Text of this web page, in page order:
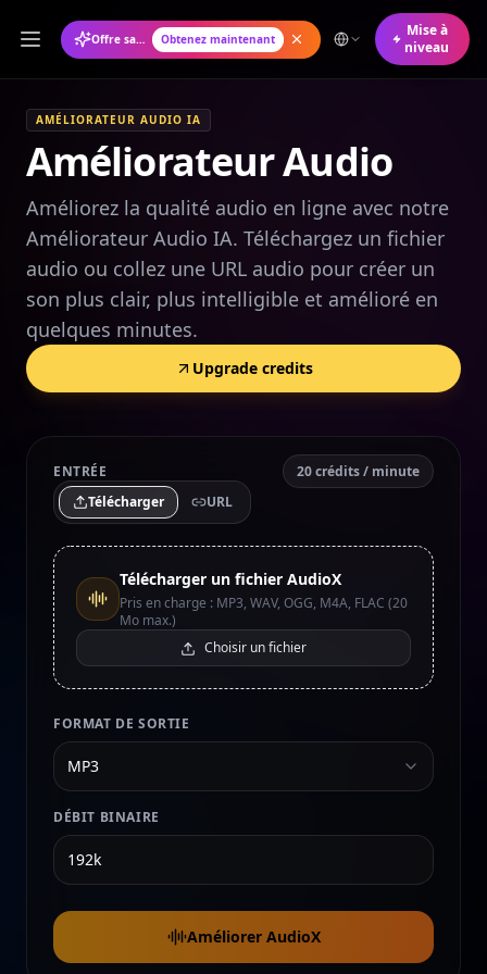
Offre saisonnière : Forfait annuel à 50 % de réduction Obtenez maintenant
Mise à
niveau
AMÉLIORATEUR AUDIO IA
Améliorateur Audio
Améliorez la qualité audio en ligne avec notre
Améliorateur Audio IA. Téléchargez un fichier
audio ou collez une URL audio pour créer un
son plus clair, plus intelligible et amélioré en
quelques minutes.
Upgrade credits
ENTRÉE
20 crédits / minute
Télécharger
URL
Télécharger un fichier AudioX
Pris en charge : MP3, WAV, OGG, M4A, FLAC (20
Mo max.)
Choisir un fichier
FORMAT DE SORTIE
MP3
DÉBIT BINAIRE
Améliorer AudioX